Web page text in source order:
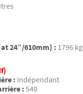
24″/610mm) : 1796 kg
: Indépendant
: 540